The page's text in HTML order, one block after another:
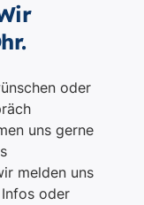
oder
uns gerne
melden uns
oder